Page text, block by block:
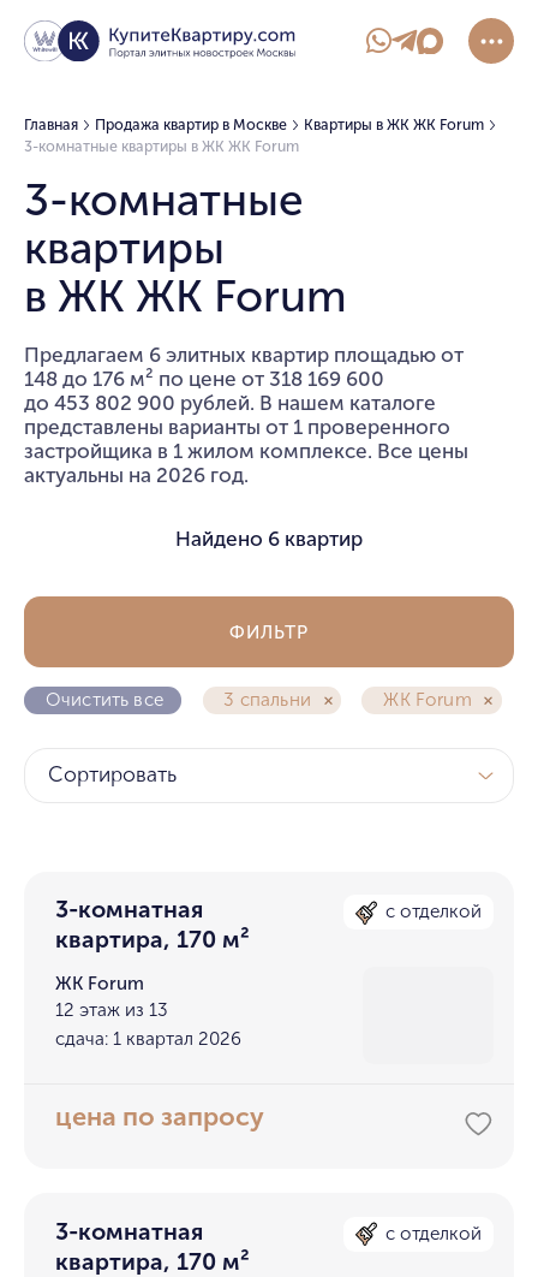
Главная Продажа квартир в Москве
Квартиры в ЖК ЖК Forum
3-комнатные квартиры в ЖК ЖК Forum
3-комнатные
квартиры
в ЖК ЖК Forum
Предлагаем 6 элитных квартир площадью от
148 до 176 м² по цене от 318 169 600
до 453 802 900 рублей. В нашем каталоге
представлены варианты от 1 проверенного
застройщика в 1 жилом комплексе. Все цены
актуальны на 2026 год.
Найдено 6 квартир
Очистить все 3 спальни ЖК Forum
ФИЛЬТР
Сортировать
3-комнатная
квартира, 170 м²
с отделкой
ЖК Forum
12 этаж из 13
сдача: 1 квартал 2026
цена по запросу
3-комнатная
квартира, 170 м²
с отделкой